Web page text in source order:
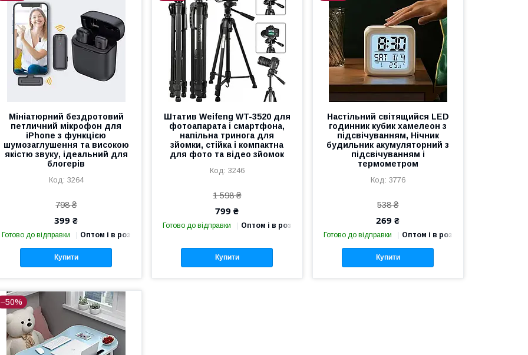
Мініатюрний бездротовий
петличний мікрофон для
iPhone з функцією
шумозаглушення та високою
якістю звуку, ідеальний для
блогерів
3264
798 ₴
399 ₴
Готово до відправки Оптом і в роздріб
Купити
Штатив Weifeng WT-3520 для
фотоапарата і смартфона,
напільна тринога для
зйомки, стійка і компактна
для фото та відео зйомок
3246
1 598 ₴
799 ₴
Готово до відправки Оптом і в роздріб
Купити
Настільний світящийся LED
годинник кубик хамелеон з
підсвічуванням, Нічник
будильник акумуляторний з
підсвічуванням і
термометром
3776
538 ₴
269 ₴
Готово до відправки Оптом і в роздріб
Купити
–50%